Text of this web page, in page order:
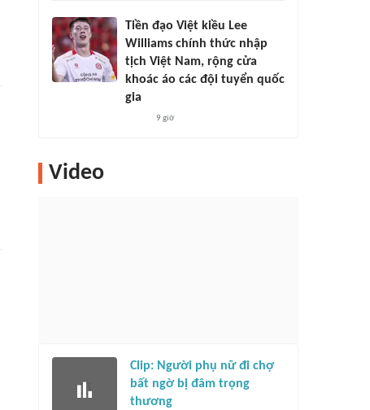
Tiền đạo Việt kiều Lee
Williams chính thức nhập
tịch Việt Nam, rộng cửa
khoác áo các đội tuyển quốc
gia
9 giờ
Video
Clip: Người phụ nữ đi chợ
bất ngờ bị đâm trọng
thương